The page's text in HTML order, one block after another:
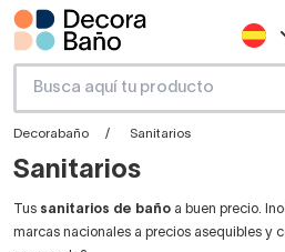
Decorabaño Sanitarios
Sanitarios
Tus sanitarios de baño a buen precio.
marcas nacionales a precios asequibles y